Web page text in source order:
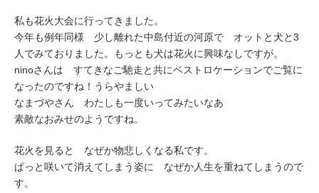
ョ
ン
私も花火大会に行ってきました。
今年も例年同様 少し離れた中島付近の河原で オットと犬と3
人でみておりました。もっとも犬は花火に興味なしですが。
ninoさんは すてきなご馳走と共にベストロケーションでご覧に
なったのですね！うらやましい
なまづやさん わたしも一度いってみたいなあ
素敵なおみせのようですね。
花火を見ると なぜか物悲しくなる私です。
ぱっと咲いて消えてしまう姿に なぜか人生を重ねてしまうので
す。